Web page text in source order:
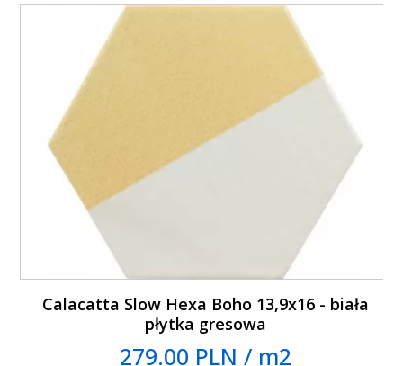
Calacatta Slow Hexa Boho 13,9x16 - biała
płytka gresowa
279.00 PLN / m2